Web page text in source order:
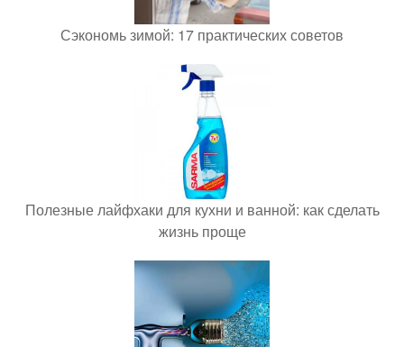
Сэкономь зимой: 17 практических советов
Полезные лайфхаки для кухни и ванной: как сделать
жизнь проще